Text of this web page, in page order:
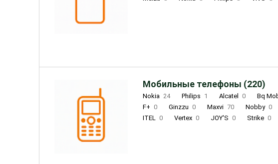
Мобильные телефоны (220)
Nokia 24 Philips 1 Alcatel 0 Bq
F+ 0 Ginzzu 0 Maxvi 70 Nobby 0
ITEL 0 Vertex 0 JOY'S 0 Strike 0